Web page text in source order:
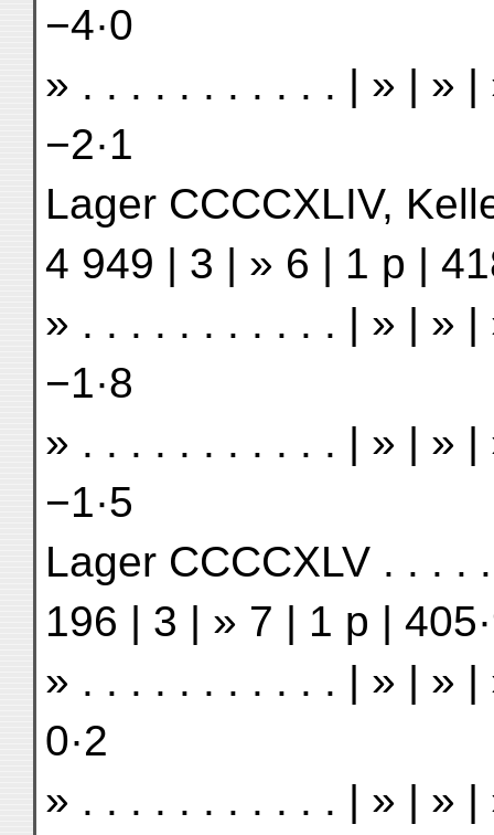
−4·0
» . . . . . . . . . . . | » | » |
−2·1
Lager CCCCXLIV,
4 949 | 3 | » 6 | 1 p |
» . . . . . . . . . . . | » | » |
−1·8
» . . . . . . . . . . . | » | » |
−1·5
Lager CCCCXLV . . . .
196 | 3 | » 7 | 1 p |
» . . . . . . . . . . . | » | » |
0·2
» . . . . . . . . . . . | » | » |